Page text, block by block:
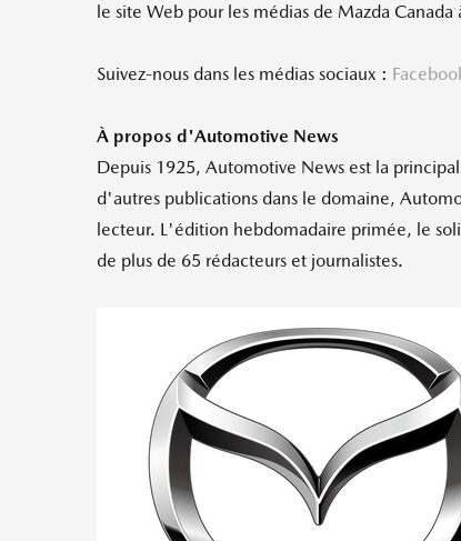
le site Web pour les médias de Mazda Canada
Suivez-nous dans les médias sociaux :
À propos d'Automotive News
Depuis 1925, Automotive News est la
d'autres publications dans le domaine,
lecteur. L'édition hebdomadaire primée, le
de plus de 65 rédacteurs et journalistes.